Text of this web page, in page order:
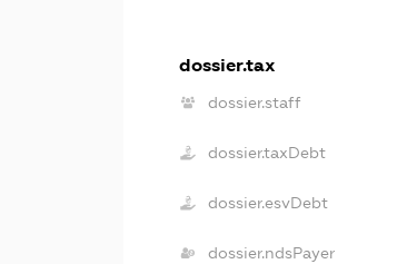
dossier.tax
dossier.staff
dossier.taxDebt
dossier.esvDebt
dossier.ndsPayer